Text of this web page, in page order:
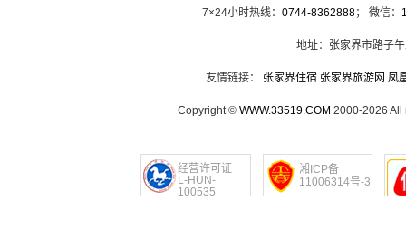
7×24小时热线： 0744-8362888； 微信：
地址：张家界市路子
友情链接： 张家界住宿 张家界旅游网 凤
Copyright © WWW.33519.COM 2000-2026 All
经营许可证
L-HUN-
100535
湘ICP备
11006314号-3